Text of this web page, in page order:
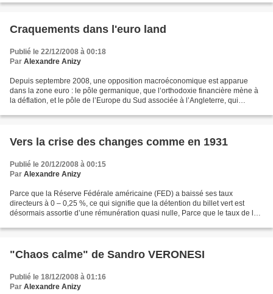
Craquements dans l'euro land
Publié le 22/12/2008 à 00:18
Par Alexandre Anizy
Depuis septembre 2008, une opposition macroéconomique est apparue
dans la zone euro : le pôle germanique, que l’orthodoxie financière mène à
la déflation, et le pôle de l’Europe du Sud associée à l’Angleterre, qui
Vers la crise des changes comme en 1931
Publié le 20/12/2008 à 00:15
Par Alexandre Anizy
Parce que la Réserve Fédérale américaine (FED) a baissé ses taux
directeurs à 0 – 0,25 %, ce qui signifie que la détention du billet vert est
désormais assortie d’une rémunération quasi nulle, Parce que le taux de la
"Chaos calme" de Sandro VERONESI
Publié le 18/12/2008 à 01:16
Par Alexandre Anizy